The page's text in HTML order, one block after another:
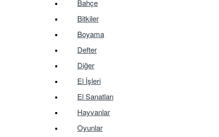
Bahçe
Bitkiler
Boyama
Defter
Diğer
El İşleri
El Sanatları
Hayvanlar
Oyunlar